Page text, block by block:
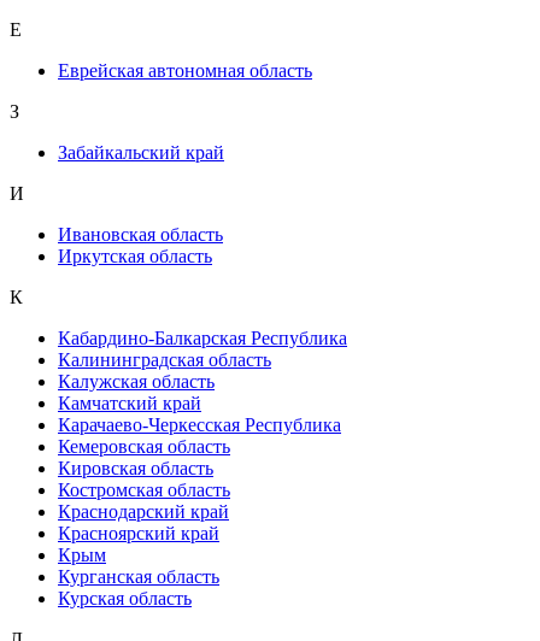
Е
Еврейская автономная область
З
Забайкальский край
И
Ивановская область
Иркутская область
К
Кабардино-Балкарская Республика
Калининградская область
Калужская область
Камчатский край
Карачаево-Черкесская Республика
Кемеровская область
Кировская область
Костромская область
Краснодарский край
Красноярский край
Крым
Курганская область
Курская область